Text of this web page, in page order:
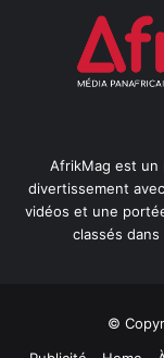
AfrikMag est un
divertissement
vidéos et une
classés
©